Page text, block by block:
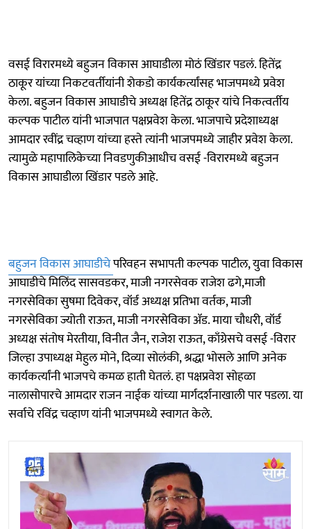
वसई विरारमध्ये बहुजन विकास आघाडीला मोठं खिंडार पडलं. हितेंद्र
ठाकूर यांच्या निकटवर्तीयांनी शेकडो कार्यकर्त्यांसह भाजपमध्ये प्रवेश
केला. बहुजन विकास आघाडीचे अध्यक्ष हितेंद्र ठाकूर यांचे निकत्वर्तीय
कल्पक पाटील यांनी भाजपात पक्षप्रवेश केला. भाजपाचे प्रदेशाध्यक्ष
आमदार रवींद्र चव्हाण यांच्या हस्ते त्यांनी भाजपमध्ये जाहीर प्रवेश केला.
त्यामुळे महापालिकेच्या निवडणुकीआधीच वसई -विरारमध्ये बहुजन
विकास आघाडीला खिंडार पडले आहे.
बहुजन विकास आघाडीचेपरिवहन सभापती कल्पक पाटील, युवा विकास
आघाडीचे मिलिंद सासवडकर, माजी नगरसेवक राजेश ढगे,माजी
नगरसेविका सुषमा दिवेकर, वॉर्ड अध्यक्ष प्रतिभा वर्तक, माजी
नगरसेविका ज्योती राऊत, माजी नगरसेविका ॲड. माया चौधरी, वॉर्ड
अध्यक्ष संतोष मेरतीया, विनीत जैन, राजेश राऊत, काँग्रेसचे वसई -विरार
जिल्हा उपाध्यक्ष मेहुल मोने, दिव्या सोलंकी, श्रद्धा भोसले आणि अनेक
कार्यकर्त्यांनी भाजपचे कमळ हाती घेतलं. हा पक्षप्रवेश सोहळा
नालासोपारचे आमदार राजन नाईक यांच्या मार्गदर्शनाखाली पार पडला. या
सर्वाचे रविंद्र चव्हाण यांनी भाजपमध्ये स्वागत केले.